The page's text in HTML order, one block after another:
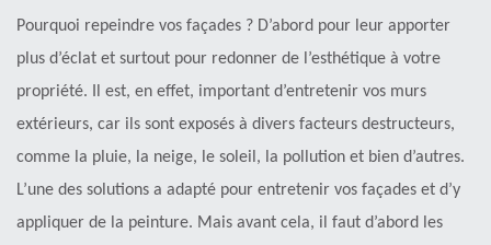
Pourquoi repeindre vos façades ? D’abord pour leur apporter
plus d’éclat et surtout pour redonner de l’esthétique à votre
propriété. Il est, en effet, important d’entretenir vos murs
extérieurs, car ils sont exposés à divers facteurs destructeurs,
comme la pluie, la neige, le soleil, la pollution et bien d’autres.
L’une des solutions a adapté pour entretenir vos façades et d’y
appliquer de la peinture. Mais avant cela, il faut d’abord les